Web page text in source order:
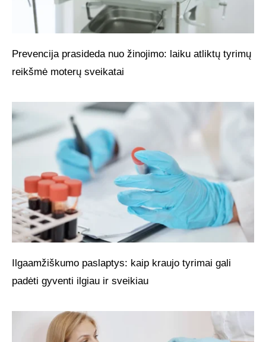
Prevencija prasideda nuo žinojimo: laiku atliktų tyrimų
reikšmė moterų sveikatai
Ilgaamžiškumo paslaptys: kaip kraujo tyrimai gali
padėti gyventi ilgiau ir sveikiau